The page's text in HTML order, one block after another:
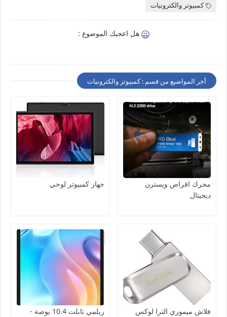
كمبيوتر والكترونيات
هل اعجبك الموضوع :
أخر المواضيع من قسم : كمبيوتر والكترونيات
محرك اقراص ويسترن
ديجيتال
جهاز كمبيوتر لوحي
فلاش ميموري الترا لوكس
ريلمي تابلت 10.4 بوصة -